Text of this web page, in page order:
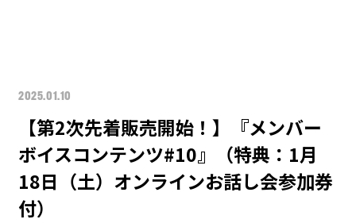
2025.01.10
【第2次先着販売開始！】『メンバー
ボイスコンテンツ#10』（特典：1月
18日（土）オンラインお話し会参加券
付）